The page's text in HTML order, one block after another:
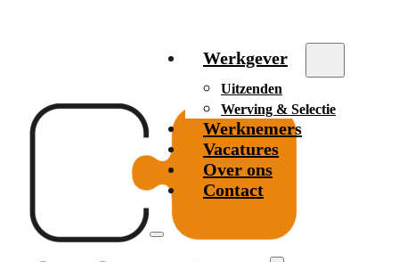
Werkgever
Uitzenden
Werving & Selectie
Werknemers
Vacatures
Over ons
Contact